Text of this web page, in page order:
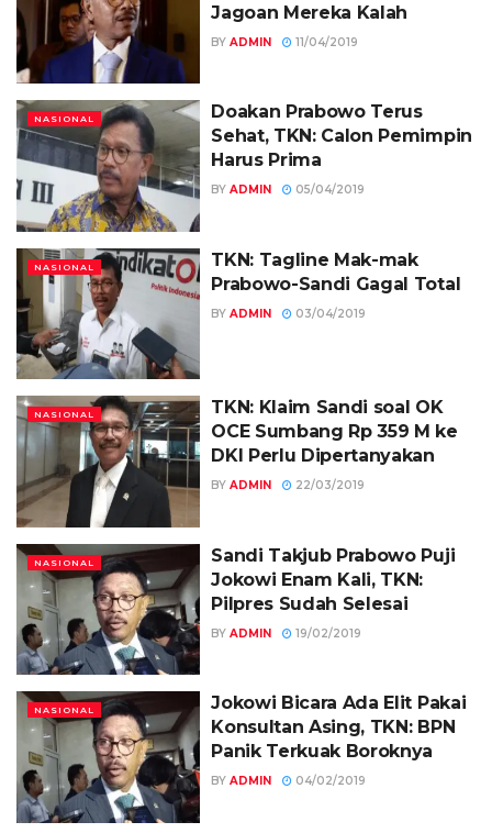
Jagoan Mereka Kalah
BY ADMIN 11/04/2019
NASIONAL
Doakan Prabowo Terus
Sehat, TKN: Calon Pemimpin
Harus Prima
BY ADMIN 05/04/2019
NASIONAL
TKN: Tagline Mak-mak
Prabowo-Sandi Gagal Total
BY ADMIN 03/04/2019
NASIONAL
TKN: Klaim Sandi soal OK
OCE Sumbang Rp 359 M ke
DKI Perlu Dipertanyakan
BY ADMIN 22/03/2019
NASIONAL
Sandi Takjub Prabowo Puji
Jokowi Enam Kali, TKN:
Pilpres Sudah Selesai
BY ADMIN 19/02/2019
NASIONAL
Jokowi Bicara Ada Elit Pakai
Konsultan Asing, TKN: BPN
Panik Terkuak Boroknya
BY ADMIN 04/02/2019